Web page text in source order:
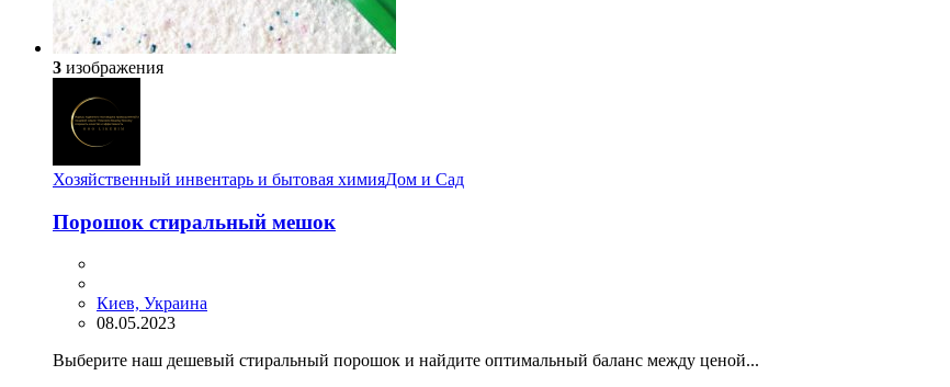
3 изображения
Хозяйственный инвентарь и бытовая химияДом и Сад
Порошок стиральный мешок
Киев, Украина
08.05.2023
Выберите наш дешевый стиральный порошок и найдите оптимальный баланс между ценой...